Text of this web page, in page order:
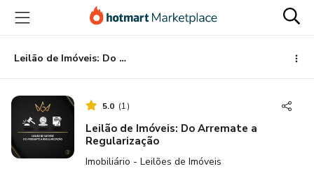
para
conteúdo
principal
para
pagamento
para
rodapé
Leilão de Imóveis: Do Arremate a Regularização
5.0 (1)
Leilão de Imóveis: Do Arremate a
Regularização
Imobiliário - Leilões de Imóveis